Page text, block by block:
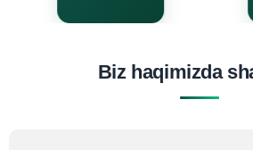
Biz haqimizda